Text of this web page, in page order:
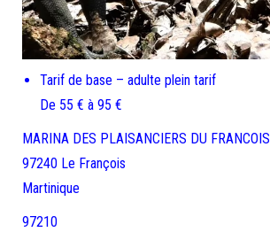
Tarif de base – adulte plein tarif
De 55 € à 95 €
MARINA DES PLAISANCIERS DU FRANCOIS
97240 Le François
Martinique
97210